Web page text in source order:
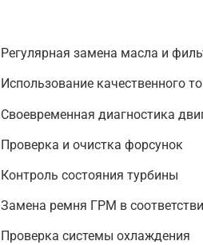
Регулярная замена масла и
Использование качественного
Своевременная диагностика
Проверка и очистка форсунок
Контроль состояния турбины
Замена ремня ГРМ в
Проверка системы охлаждения